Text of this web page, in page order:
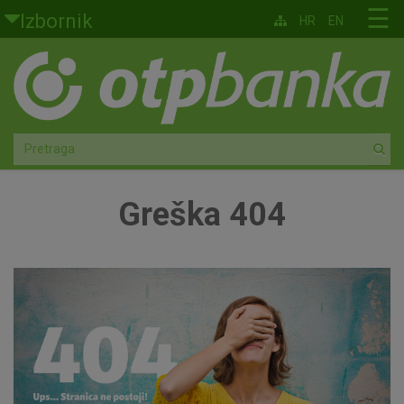
Skoči na glavni sadržaj
Izbornik
Građani
Privatno bankarstvo
Agro
Faktoring
O nama
☰
HR EN
Greška 404